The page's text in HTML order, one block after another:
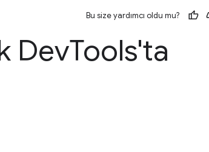
Bu size yardımcı oldu mu?
DevTools'ta